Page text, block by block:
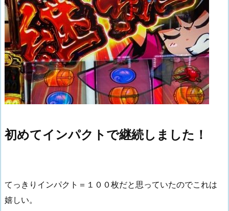
初めてインパクトで継続しました！
てっきりインパクト＝１００枚だと思っていたのでこれは
嬉しい。